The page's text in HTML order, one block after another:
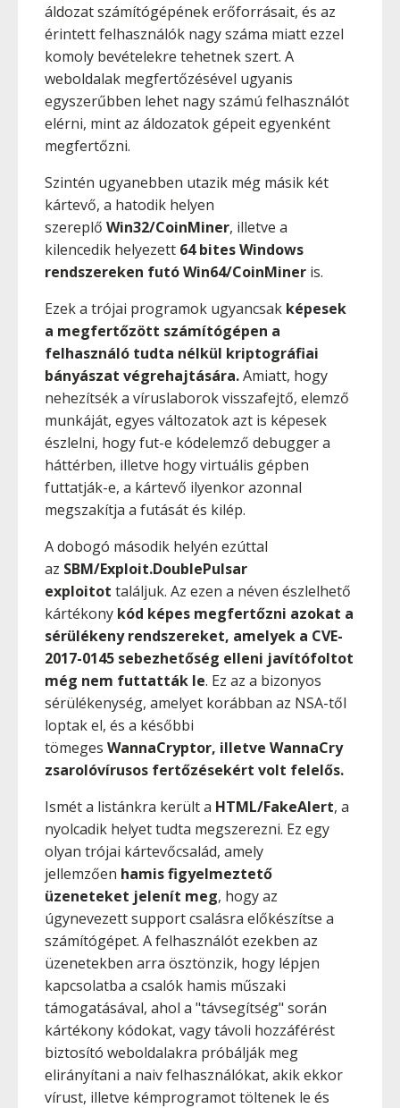
áldozat számítógépének erőforrásait, és az
érintett felhasználók nagy száma miatt ezzel
komoly bevételekre tehetnek szert. A
weboldalak megfertőzésével ugyanis
egyszerűbben lehet nagy számú felhasználót
elérni, mint az áldozatok gépeit egyenként
megfertőzni.
Szintén ugyanebben utazik még másik két
kártevő, a hatodik helyen
szereplő Win32/CoinMiner, illetve a
kilencedik helyezett 64 bites Windows
rendszereken futó Win64/CoinMiner is.
Ezek a trójai programok ugyancsak képesek
a megfertőzött számítógépen a
felhasználó tudta nélkül kriptográfiai
bányászat végrehajtására.Amiatt, hogy
nehezítsék a víruslaborok visszafejtő, elemző
munkáját, egyes változatok azt is képesek
észlelni, hogy fut-e kódelemző debugger a
háttérben, illetve hogy virtuális gépben
futtatják-e, a kártevő ilyenkor azonnal
megszakítja a futását és kilép.
A dobogó második helyén ezúttal
az SBM/Exploit.DoublePulsar
exploitot találjuk. Az ezen a néven észlelhető
kártékony kód képes megfertőzni azokat a
sérülékeny rendszereket, amelyek a CVE-
2017-0145 sebezhetőség elleni javítófoltot
még nem futtatták le. Ez az a bizonyos
sérülékenység, amelyet korábban az NSA-től
loptak el, és a későbbi
tömeges WannaCryptor, illetve WannaCry
zsarolóvírusos fertőzésekért volt felelős.
Ismét a listánkra került a HTML/FakeAlert, a
nyolcadik helyet tudta megszerezni. Ez egy
olyan trójai kártevőcsalád, amely
jellemzően hamis figyelmeztető
üzeneteket jelenít meg, hogy az
úgynevezett support csalásra előkészítse a
számítógépet. A felhasználót ezekben az
üzenetekben arra ösztönzik, hogy lépjen
kapcsolatba a csalók hamis műszaki
támogatásával, ahol a "távsegítség" során
kártékony kódokat, vagy távoli hozzáférést
biztosító weboldalakra próbálják meg
elirányítani a naiv felhasználókat, akik ekkor
vírust, illetve kémprogramot töltenek le és